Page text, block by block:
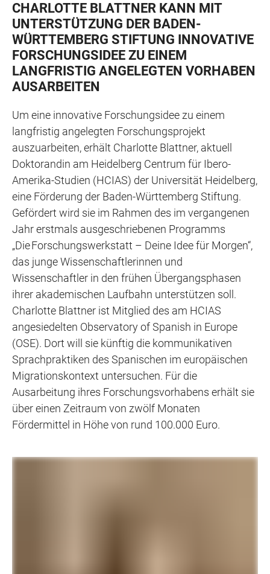
CHARLOTTE BLATTNER KANN MIT
UNTERSTÜTZUNG DER BADEN-
WÜRTTEMBERG STIFTUNG INNOVATIVE
FORSCHUNGSIDEE ZU EINEM
LANGFRISTIG ANGELEGTEN VORHABEN
AUSARBEITEN
Um eine innovative Forschungsidee zu einem
langfristig angelegten Forschungsprojekt
auszuarbeiten, erhält Charlotte Blattner, aktuell
Doktorandin am Heidelberg Centrum für Ibero-
Amerika-Studien (HCIAS) der Universität Heidelberg,
eine Förderung der Baden-Württemberg Stiftung.
Gefördert wird sie im Rahmen des im vergangenen
Jahr erstmals ausgeschriebenen Programms
„Die Forschungswerkstatt – Deine Idee für Morgen“,
das junge Wissenschaftlerinnen und
Wissenschaftler in den frühen Übergangsphasen
ihrer akademischen Laufbahn unterstützen soll.
Charlotte Blattner ist Mitglied des am HCIAS
angesiedelten Observatory of Spanish in Europe
(OSE). Dort will sie künftig die kommunikativen
Sprachpraktiken des Spanischen im europäischen
Migrationskontext untersuchen. Für die
Ausarbeitung ihres Forschungsvorhabens erhält sie
über einen Zeitraum von zwölf Monaten
Fördermittel in Höhe von rund 100.000 Euro.